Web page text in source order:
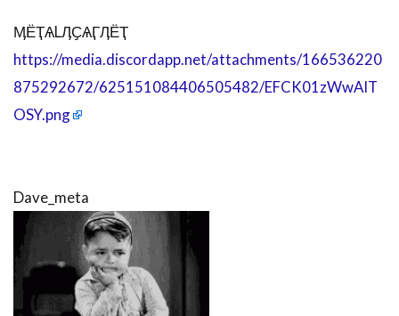
ӍЁҬѦLӅҪѦӶӅЁҬ
https://media.discordapp.net/attachments/166536220
875292672/625151084406505482/EFCK01zWwAIT
OSY.png
Dave_meta